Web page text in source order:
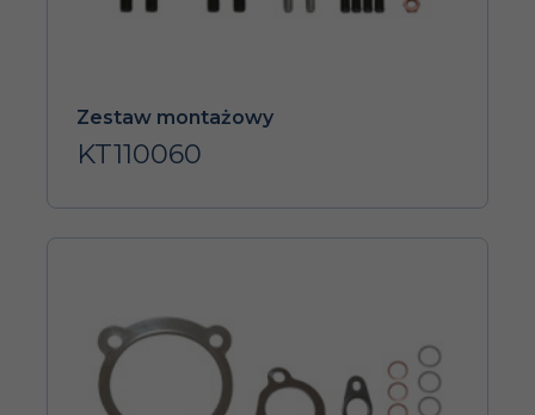
Zestaw montażowy
KT110060